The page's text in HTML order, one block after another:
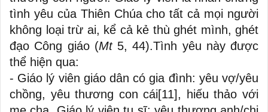
tình yêu của Thiên Chúa cho tất cả mọi người
không loại trừ ai, kể cả kẻ thù ghét mình, ghét
đạo Công giáo (Mt5, 44).Tình yêu này được
thể hiện qua:
- Giáo lý viên giáo dân có gia đình: yêu vợ/yêu
chồng, yêu thương con cái[11], hiếu thảo với